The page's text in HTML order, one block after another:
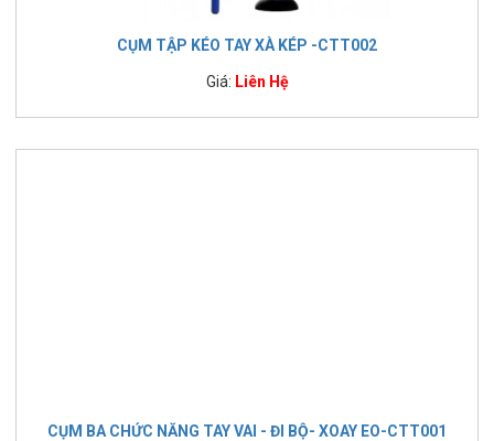
CỤM TẬP KÉO TAY XÀ KÉP -CTT002
Giá: Liên Hệ
CỤM BA CHỨC NĂNG TAY VAI - ĐI BỘ- XOAY EO-CTT001